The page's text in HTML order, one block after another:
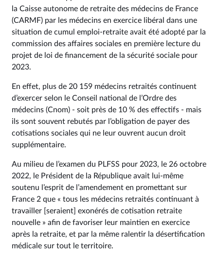
la Caisse autonome de retraite des médecins de France
(CARMF) par les médecins en exercice libéral dans une
situation de cumul emploi-retraite avait été adopté par la
commission des affaires sociales en première lecture du
projet de loi de financement de la sécurité sociale pour
2023.
En effet, plus de 20 159 médecins retraités continuent
d’exercer selon le Conseil national de l’Ordre des
médecins (Cnom) - soit près de 10 % des effectifs - mais
ils sont souvent rebutés par l’obligation de payer des
cotisations sociales qui ne leur ouvrent aucun droit
supplémentaire.
Au milieu de l’examen du PLFSS pour 2023, le 26 octobre
2022, le Président de la République avait lui-même
soutenu l’esprit de l’amendement en promettant sur
France 2 que « tous les médecins retraités continuant à
travailler [seraient] exonérés de cotisation retraite
nouvelle » afin de favoriser leur maintien en exercice
après la retraite, et par la même ralentir la désertification
médicale sur tout le territoire.